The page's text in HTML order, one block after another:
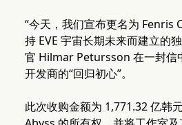
“今天，我们宣布更名为 Fenris
持 EVE 宇宙长期未来而建立的
官 Hilmar Petursson 在一封信
开发商的“回归初心”。
此次收购金额为 1,771.32 亿韩